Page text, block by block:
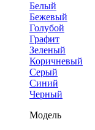
Белый
Бежевый
Голубой
Графит
Зеленый
Коричневый
Серый
Синий
Черный
Модель